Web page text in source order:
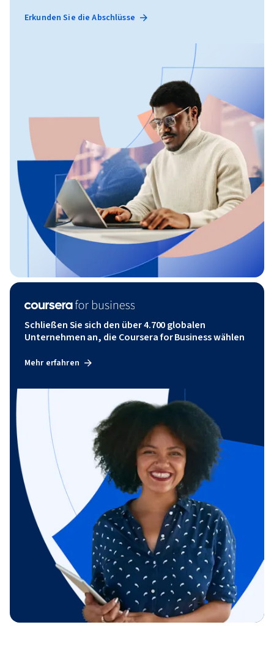
Erkunden Sie die Abschlüsse
Schließen Sie sich den über 4.700 globalen
Unternehmen an, die Coursera for Business wählen
Mehr erfahren